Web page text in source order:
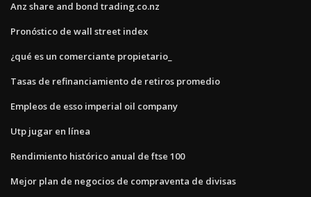
Anz share and bond trading.co.nz
Pronóstico de wall street index
¿qué es un comerciante propietario_
Tasas de refinanciamiento de retiros promedio
Empleos de esso imperial oil company
Utp jugar en línea
Rendimiento histórico anual de ftse 100
Mejor plan de negocios de compraventa de divisas